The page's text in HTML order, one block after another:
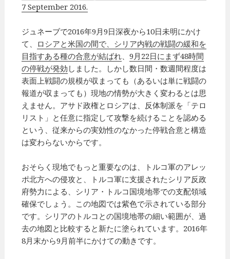
7 September 2016.
ジュネーブで2016年9月9日深夜から10日未明にかけ
て、 ロシアと米国の間で、シリア内戦の戦闘の緩和を
目指すある種の合意が結ばれ 、9月22日にまず48時間
の停戦が発効 しました。しかし数日間・数週間程度は
表面上戦闘の規模が収まっても（あるいは単に戦闘の
報道が収まっても）現地の情勢が大きく変わるとは思
えません。アサド政権とロシアは、反体制派を「テロ
リスト」と任意に指定して攻撃を続けることを認める
という、従来からの実効性のなかった停戦合意と構造
は変わらないからです。
おそらく現地でもっと重要なのは、トルコ軍のアレッ
ポ北方への侵攻と、トルコ軍に支援されたシリア反政
府勢力による、シリア・トルコ国境地帯での支配領域
確保でしょう。この地図では紫色で示されている部分
です。シリアのトルコとの国境地帯の細い範囲が、過
去の地図と比較すると新たに塗られています。2016年
8月末から9月前半にかけての動きです。